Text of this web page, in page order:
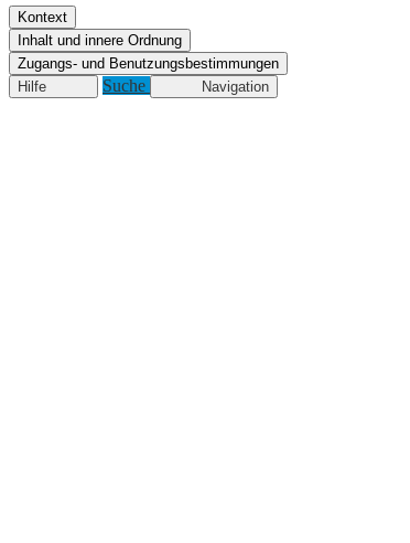
Kontext
Inhalt und innere Ordnung
Zugangs- und Benutzungsbestimmungen
Hilfe
Suche Navigation